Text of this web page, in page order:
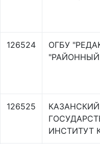
126524
ОГБУ
126525
КАЗАНСКИЙ
ИНСТИТУТ